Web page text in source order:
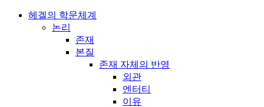
헤겔의 학문체계
논리
존재
본질
존재 자체의 반영
외관
엔터티
이유